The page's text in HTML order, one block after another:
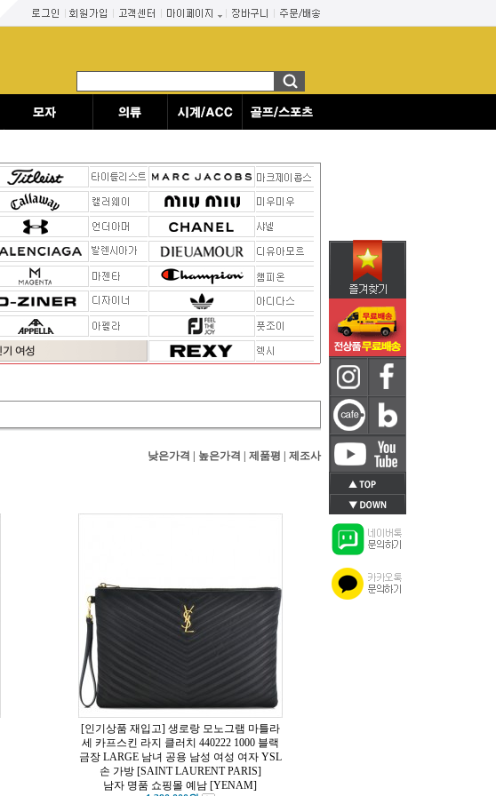
낮은가격 높은가격 제품평 제조사
[인기상품 재입고] 생로랑 모노그램 마틀라
세 카프스킨 라지 클러치 440222 1000 블랙
금장 LARGE 남녀 공용 남성 여성 여자 YSL
손 가방 [SAINT LAURENT PARIS]
남자 명품 쇼핑몰 예남 [YENAM]